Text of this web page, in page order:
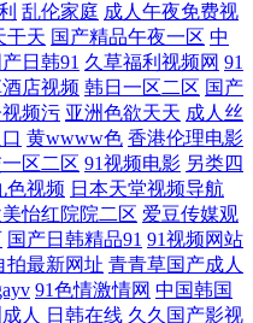
导航 午夜黄色影院 婷婷色播网
视频 亚洲韩国无码 亚洲天堂午
肏屄视频福利 不卡三级片 久久
九综合色网 九九热66 狠狠日天
精品久久精 老司机能看的av 麻
乱伦家庭 成人午夜免费视
干天 国产精品午夜一区 中
日韩91 久草福利视频网 91
店视频 韩日一区二区 国产
频污 亚洲色欲天天 成人丝
黄wwww色 香港伦理电影
区二区 91视频电影 另类四
色视频 日本天堂视频导航
怡红院院二区 爱豆传媒观
国产日韩精品91 91视频网站
拍最新网址 青青草国产成人
91色情激情网 中国韩国
人 日韩在线 久久国产影视